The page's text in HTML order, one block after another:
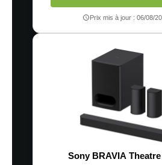
Prix mis à jour : 06/08/
Sony BRAVIA